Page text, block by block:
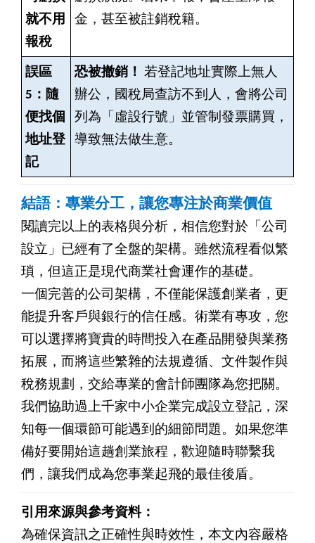
就不用
報稅
金，甚至被註銷稅籍。
誤區
5：隨
便找個
地址登
記
恐被撤銷！ 若登記地址實際上無人
辦公，國稅局查訪不到人，會將公司
列為「虛設行號」並管制發票購買，
導致無法做生意。
結語：專業分工，讓您專注於商業價值
閱讀完以上的表格與分析，相信您對於「公司
設立」已經有了全盤的架構。雖然流程看似繁
瑣，但這正是現代商業社會運作的基礎。
一個完善的公司架構，不僅能保護創業者，更
能提升客戶與銀行的信任感。術業有專攻，您
可以選擇將寶貴的時間投入在產品開發與業務
拓展，而將這些繁雜的法規遵循、文件製作與
稅務規劃，交給專業的會計師團隊為您把關。
我們協助過上千家中小企業完成設立登記，深
知每一個環節可能遇到的細節問題。如果您準
備好要開始這趟創業旅程，歡迎隨時聯繫我
們，讓我們成為您事業起飛的最佳後盾。
引用來源與參考資料：
為確保資訊之正確性與時效性，本文內容嚴格